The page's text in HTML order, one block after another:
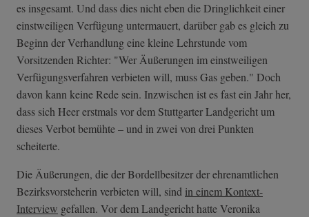
es insgesamt. Und dass dies nicht eben die Dringlichkeit einer
einstweiligen Verfügung untermauert, darüber gab es gleich zu
Beginn der Verhandlung eine kleine Lehrstunde vom
Vorsitzenden Richter: "Wer Äußerungen im einstweiligen
Verfügungsverfahren verbieten will, muss Gas geben." Doch
davon kann keine Rede sein. Inzwischen ist es fast ein Jahr her,
dass sich Heer erstmals vor dem Stuttgarter Landgericht um
dieses Verbot bemühte – und in zwei von drei Punkten
scheiterte.
Die Äußerungen, die der Bordellbesitzer der ehrenamtlichen
Bezirksvorsteherin verbieten will, sind in einem Kontext-
Interview gefallen. Vor dem Landgericht hatte Veronika